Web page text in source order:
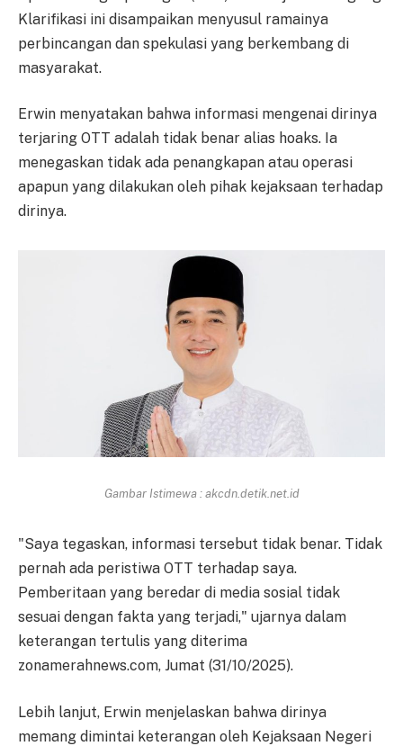
Klarifikasi ini disampaikan menyusul ramainya
perbincangan dan spekulasi yang berkembang di
masyarakat.
Erwin menyatakan bahwa informasi mengenai dirinya
terjaring OTT adalah tidak benar alias hoaks. Ia
menegaskan tidak ada penangkapan atau operasi
apapun yang dilakukan oleh pihak kejaksaan terhadap
dirinya.
Gambar Istimewa : akcdn.detik.net.id
"Saya tegaskan, informasi tersebut tidak benar. Tidak
pernah ada peristiwa OTT terhadap saya.
Pemberitaan yang beredar di media sosial tidak
sesuai dengan fakta yang terjadi," ujarnya dalam
keterangan tertulis yang diterima
zonamerahnews.com, Jumat (31/10/2025).
Lebih lanjut, Erwin menjelaskan bahwa dirinya
memang dimintai keterangan oleh Kejaksaan Negeri